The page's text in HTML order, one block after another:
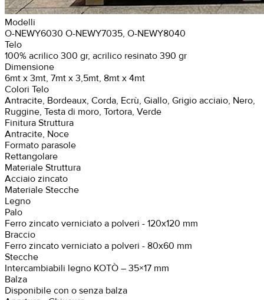
Modelli
O-NEWY6030 O-NEWY7035, O-NEWY8040
Telo
100% acrilico 300 gr, acrilico resinato 390 gr
Dimensione
6mt x 3mt, 7mt x 3,5mt, 8mt x 4mt
Colori Telo
Antracite, Bordeaux, Corda, Ecrù, Giallo, Grigio acciaio, Nero,
Ruggine, Testa di moro, Tortora, Verde
Finitura Struttura
Antracite, Noce
Formato parasole
Rettangolare
Materiale Struttura
Acciaio zincato
Materiale Stecche
Legno
Palo
Ferro zincato verniciato a polveri - 120x120 mm
Braccio
Ferro zincato verniciato a polveri - 80x60 mm
Stecche
Intercambiabili legno KOTÒ – 35×17 mm
Balza
Disponibile con o senza balza